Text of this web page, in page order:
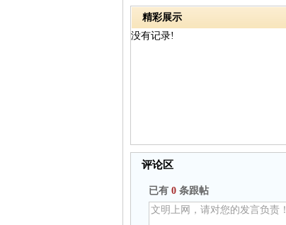
精彩展示
没有记录!
评论区
已有 0 条跟帖